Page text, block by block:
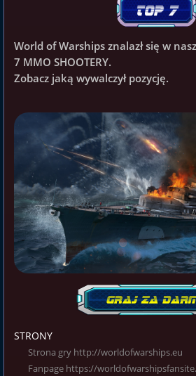
World of Warships znalazł się w
7 MMO SHOOTERY.
Zobacz jaką wywalczył pozycję.
STRONY
Strona gry http://worldofwarships.eu
Fanpage https://